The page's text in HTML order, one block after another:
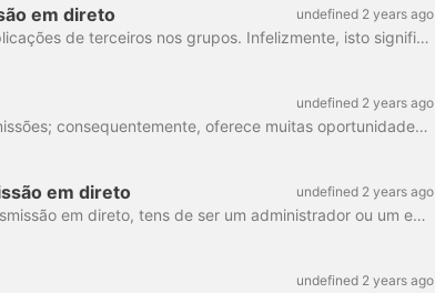
em direto undefined 2 years ago
Em 22 de abril de 2024, o Facebook removeu todas as aplicações de terceiros nos grupos. Infelizmente, isto significa que não será possível adicionar o seu grupo do Facebook como um desti...
undefined 2 years ago
O YouTube é um dos destinos mais populares para transmissões; consequentemente, oferece muitas oportunidades para que os criadores de conteúdo e os ...
em direto undefined 2 years ago
Para ligar uma página do Facebook como destino de transmissão em direto, tens de ser um administrador ou um editor dessa página. Para ter a certeza de que tens os ri...
undefined 2 years ago